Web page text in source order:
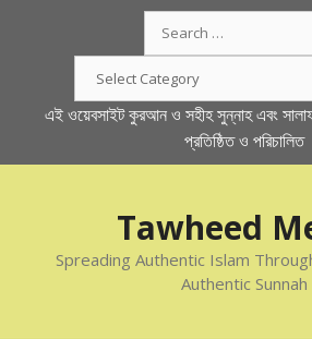
for:
এই ওয়েবসাইট কুরআন ও সহীহ সুন্নাহ এবং
প্রতিষ্ঠিত ও পরিচালিত
Tawheed
Spreading Authentic Islam
Authentic Sunnah